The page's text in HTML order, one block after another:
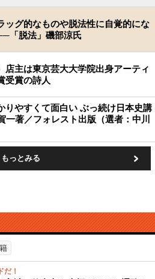
ッグ的なものや脱法性に自覚的にな
「脱法」磯部涼氏
店主は東京芸大大学院出身アーティ
受賞の詩人
りやすくて面白い ぶっ続け日本史講
一著／フォレスト出版（選者：中川
もっとみる
だ！